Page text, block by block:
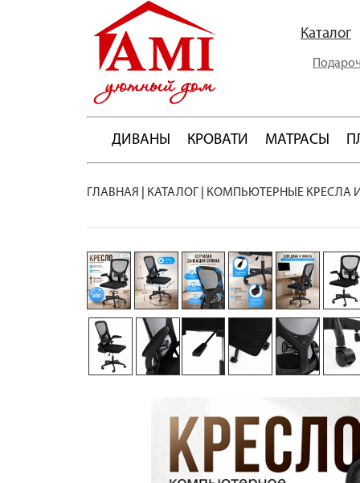
Каталог
ДИВАНЫ КРОВАТИ МАТРАСЫ
ГЛАВНАЯ КАТАЛОГ КОМПЬЮТЕРНЫЕ КРЕСЛА